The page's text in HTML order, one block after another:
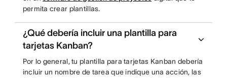
permita crear plantillas.
¿Qué debería incluir una plantilla para
tarjetas Kanban?
Por lo general, tu plantilla para tarjetas Kanban debería
incluir un nombre de tarea que indique una acción, las